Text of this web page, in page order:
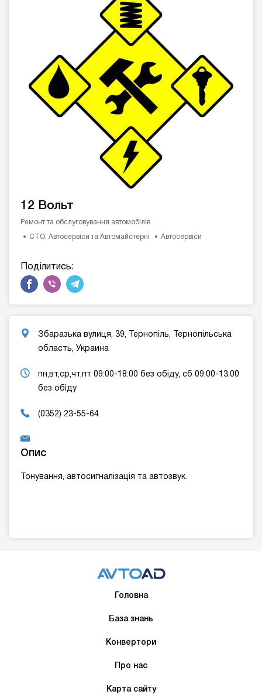
12 Вольт
Ремонт та обслуговування автомобілів
СТО, Автосервіси та Автомайстерні Автосервіси
Поділитись:
Збаразька вулиця, 39, Тернопіль, Тернопільська
область, Украина
пн,вт,ср,чт,пт 09:00-18:00 без обіду, сб 09:00-13:00
без обіду
(0352) 23-55-64
Опис
Тонування, автосигналізація та автозвук.
Головна
База знань
Конвертори
Про нас
Карта сайту